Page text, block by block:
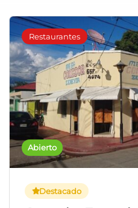
Abierto
Restaurantes
Destacado